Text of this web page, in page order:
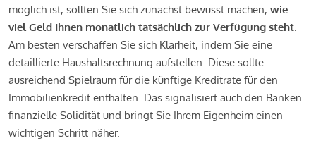
möglich ist, sollten Sie sich zunächst bewusst machen, wie
viel Geld Ihnen monatlich tatsächlich zur Verfügung steht.
Am besten verschaffen Sie sich Klarheit, indem Sie eine
detaillierte Haushaltsrechnung aufstellen. Diese sollte
ausreichend Spielraum für die künftige Kreditrate für den
Immobilienkredit enthalten. Das signalisiert auch den Banken
finanzielle Solidität und bringt Sie Ihrem Eigenheim einen
wichtigen Schritt näher.